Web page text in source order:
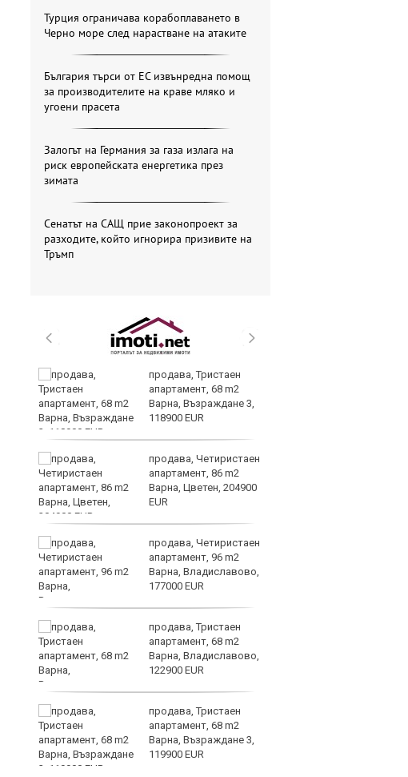
Турция ограничава корабоплаването в
Черно море след нарастване на атаките
България търси от ЕС извънредна помощ
за производителите на краве мляко и
угоени прасета
Залогът на Германия за газа излага на
риск европейската енергетика през
зимата
Сенатът на САЩ прие законопроект за
разходите, който игнорира призивите на
Тръмп
продава, Тристаен
апартамент, 68 m2
Варна, Възраждане 3,
118900 EUR
продава, Четиристаен
апартамент, 86 m2
Варна, Цветен, 204900
EUR
продава, Четиристаен
апартамент, 96 m2
Варна, Владиславово,
177000 EUR
продава, Тристаен
апартамент, 68 m2
Варна, Владиславово,
122900 EUR
продава, Тристаен
апартамент, 68 m2
Варна, Възраждане 3,
119900 EUR